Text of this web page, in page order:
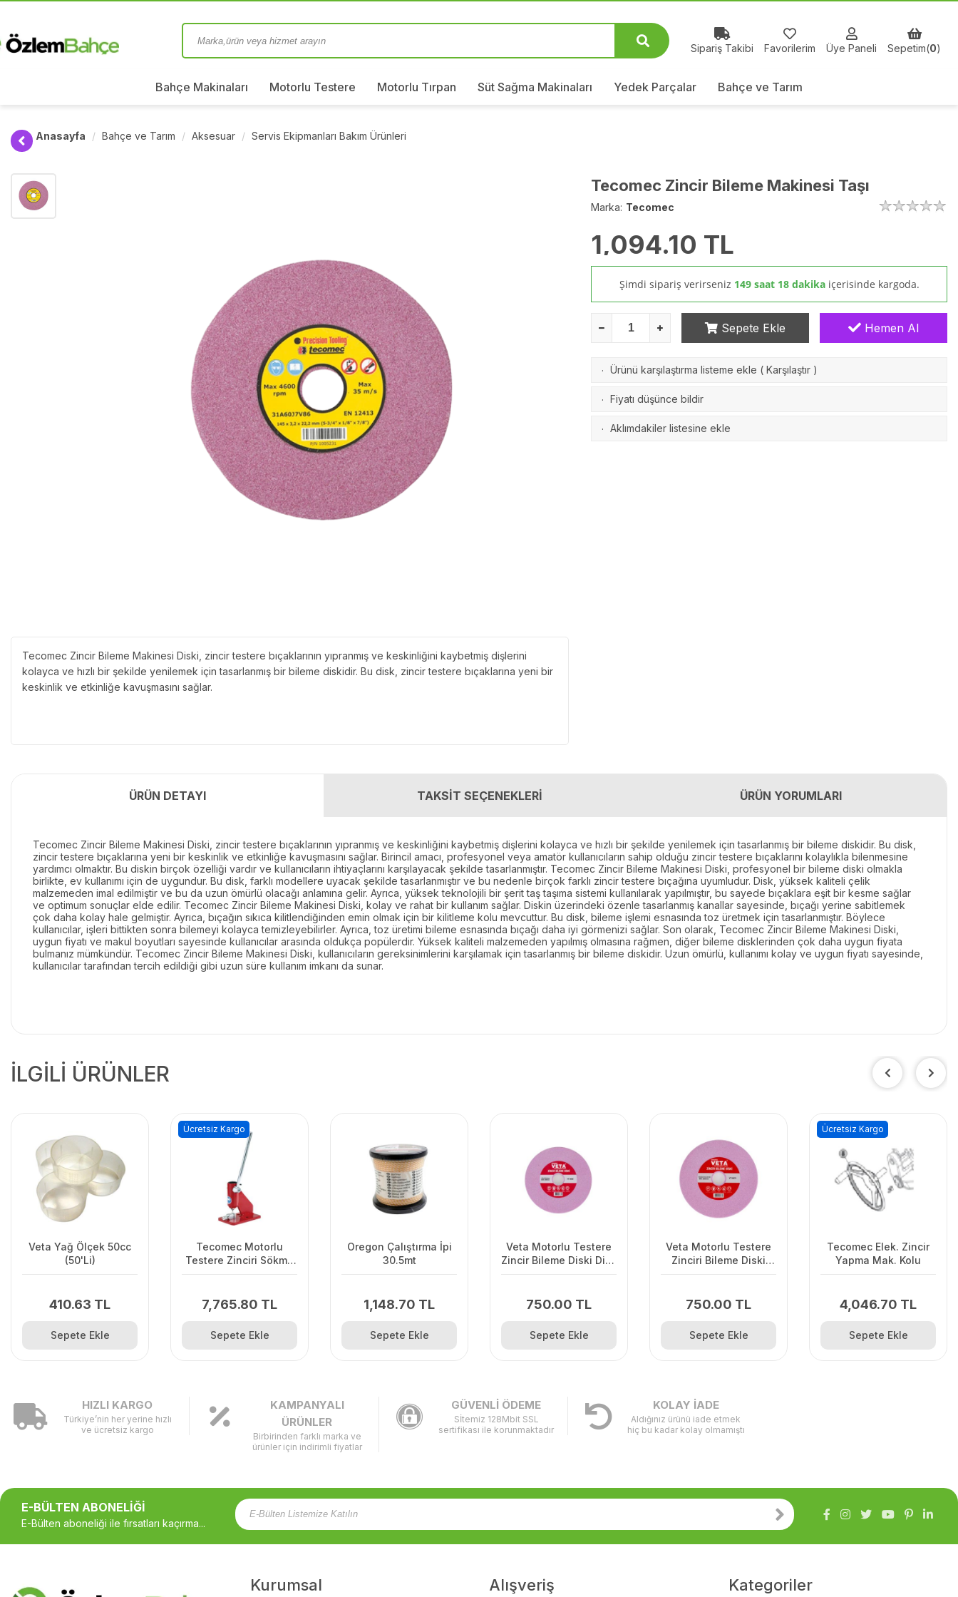
Sipariş Takibi Favorilerim Üye Paneli Sepetim(0)
Bahçe Makinaları Motorlu Testere Motorlu Tırpan Süt Sağma Makinaları Yedek Parçalar Bahçe ve Tarım
Anasayfa Bahçe ve Tarım Aksesuar Servis Ekipmanları Bakım Ürünleri
Tecomec Zincir Bileme Makinesi Diski, zincir testere bıçaklarının yıpranmış ve keskinliğini kaybetmiş dişlerini
kolayca ve hızlı bir şekilde yenilemek için tasarlanmış bir bileme diskidir. Bu disk, zincir testere bıçaklarına yeni bir
keskinlik ve etkinliğe kavuşmasını sağlar.
Tecomec Zincir Bileme Makinesi Taşı
Marka: Tecomec
1,094.10 TL
Şimdi sipariş verirseniz 149 saat 18 dakika içerisinde kargoda.
Sepete Ekle Hemen Al
· Ürünü karşılaştırma listeme ekle ( Karşılaştır )
· Fiyatı düşünce bildir
· Aklımdakiler listesine ekle
ÜRÜN DETAYI TAKSİT SEÇENEKLERİ ÜRÜN YORUMLARI
Tecomec Zincir Bileme Makinesi Diski, zincir testere bıçaklarının yıpranmış ve keskinliğini kaybetmiş dişlerini kolayca ve hızlı bir şekilde yenilemek için tasarlanmış bir bileme diskidir. Bu disk,
zincir testere bıçaklarına yeni bir keskinlik ve etkinliğe kavuşmasını sağlar. Birincil amacı, profesyonel veya amatör kullanıcıların sahip olduğu zincir testere bıçaklarını kolaylıkla bilenmesine
yardımcı olmaktır. Bu diskin birçok özelliği vardır ve kullanıcıların ihtiyaçlarını karşılayacak şekilde tasarlanmıştır. Tecomec Zincir Bileme Makinesi Diski, profesyonel bir bileme diski olmakla
birlikte, ev kullanımı için de uygundur. Bu disk, farklı modellere uyacak şekilde tasarlanmıştır ve bu nedenle birçok farklı zincir testere bıçağına uyumludur. Disk, yüksek kaliteli çelik
malzemeden imal edilmiştir ve bu da uzun ömürlü olacağı anlamına gelir. Ayrıca, yüksek teknolojili bir şerit taş taşıma sistemi kullanılarak yapılmıştır, bu sayede bıçaklara eşit bir kesme sağlar
ve optimum sonuçlar elde edilir. Tecomec Zincir Bileme Makinesi Diski, kolay ve rahat bir kullanım sağlar. Diskin üzerindeki özenle tasarlanmış kanallar sayesinde, bıçağı yerine sabitlemek
çok daha kolay hale gelmiştir. Ayrıca, bıçağın sıkıca kilitlendiğinden emin olmak için bir kilitleme kolu mevcuttur. Bu disk, bileme işlemi esnasında toz üretmek için tasarlanmıştır. Böylece
kullanıcılar, işleri bittikten sonra bilemeyi kolayca temizleyebilirler. Ayrıca, toz üretimi bileme esnasında bıçağı daha iyi görmenizi sağlar. Son olarak, Tecomec Zincir Bileme Makinesi Diski,
uygun fiyatı ve makul boyutları sayesinde kullanıcılar arasında oldukça popülerdir. Yüksek kaliteli malzemeden yapılmış olmasına rağmen, diğer bileme disklerinden çok daha uygun fiyata
bulmanız mümkündür. Tecomec Zincir Bileme Makinesi Diski, kullanıcıların gereksinimlerini karşılamak için tasarlanmış bir bileme diskidir. Uzun ömürlü, kullanımı kolay ve uygun fiyatı sayesinde,
kullanıcılar tarafından tercih edildiği gibi uzun süre kullanım imkanı da sunar.
İLGİLİ ÜRÜNLER
Veta Yağ Ölçek 50cc
(50'Li)
410.63 TL
Sepete Ekle
Tecomec Motorlu
Testere Zinciri Sökme
7,765.80 TL
Ücretsiz Kargo
Sepete Ekle
Oregon Çalıştırma İpi
30.5mt
1,148.70 TL
Sepete Ekle
Veta Motorlu Testere
Zincir Bileme Diski Dip-
750.00 TL
Sepete Ekle
Veta Motorlu Testere
Zinciri Bileme Diski
750.00 TL
Sepete Ekle
Tecomec Elek. Zincir
Yapma Mak. Kolu
4,046.70 TL
Ücretsiz Kargo
Sepete Ekle
HIZLI KARGO
Türkiye’nin her yerine hızlı
ve ücretsiz kargo
KAMPANYALI
ÜRÜNLER
Birbirinden farklı marka ve
ürünler için indirimli fiyatlar
GÜVENLİ ÖDEME
Sİtemiz 128Mbit SSL
sertifikası ile korunmaktadır
KOLAY İADE
Aldığınız ürünü iade etmek
hiç bu kadar kolay olmamıştı
E-BÜLTEN ABONELİĞİ
E-Bülten aboneliği ile fırsatları kaçırma...
Kurumsal Alışveriş Kategoriler